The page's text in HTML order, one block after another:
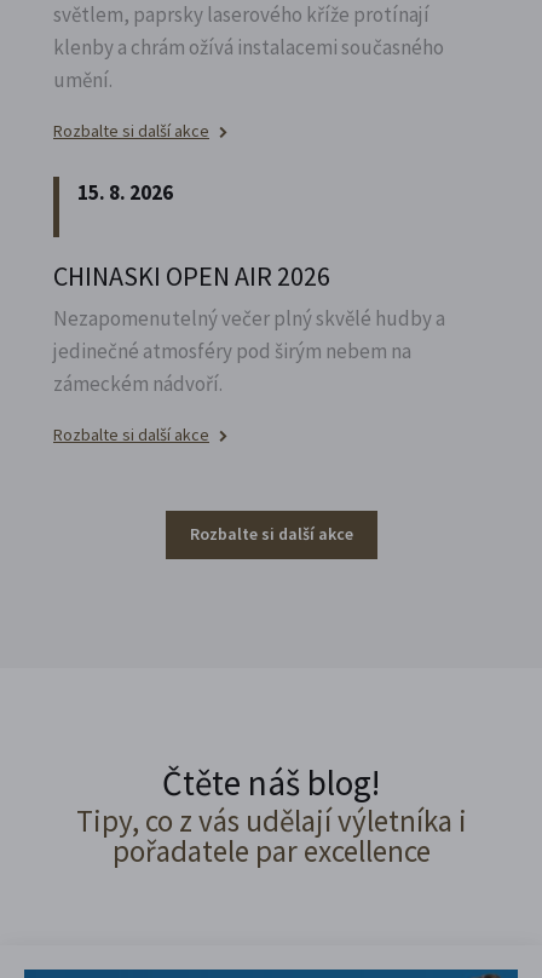
světlem, paprsky laserového kříže protínají
klenby a chrám ožívá instalacemi současného
umění.
Rozbalte si další akce
15. 8. 2026
CHINASKI OPEN AIR 2026
Nezapomenutelný večer plný skvělé hudby a
jedinečné atmosféry pod širým nebem na
zámeckém nádvoří.
Rozbalte si další akce
Rozbalte si další akce
Čtěte náš blog!
Tipy, co z vás udělají výletníka i
pořadatele par excellence